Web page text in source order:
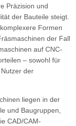
Präzision und
der Bauteile steigt.
Formen
der Fall
auf CNC-
– sowohl für
der
liegen in der
und Baugruppen,
CAD/CAM-